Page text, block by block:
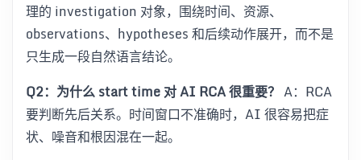
理的 investigation 对象，围绕时间、资源、
observations、hypotheses 和后续动作展开，而不是
只生成一段自然语言结论。
Q2：为什么 start time 对 AI RCA 很重要？ A：RCA
要判断先后关系。时间窗口不准确时，AI 很容易把症
状、噪音和根因混在一起。